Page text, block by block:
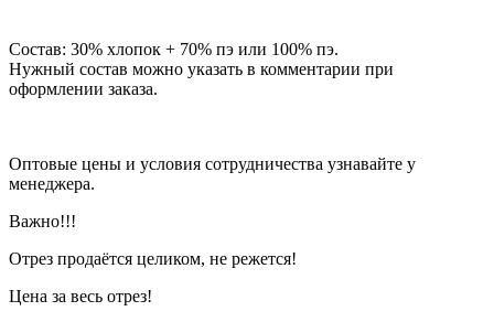
Состав: 30% хлопок + 70% пэ или 100% пэ.
Нужный состав можно указать в комментарии при
оформлении заказа.
Оптовые цены и условия сотрудничества узнавайте у
менеджера.
Важно!!!
Отрез продаётся целиком, не режется!
Цена за весь отрез!